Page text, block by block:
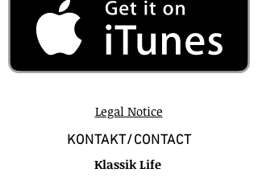
Legal Notice
KONTAKT/CONTACT
Klassik Life